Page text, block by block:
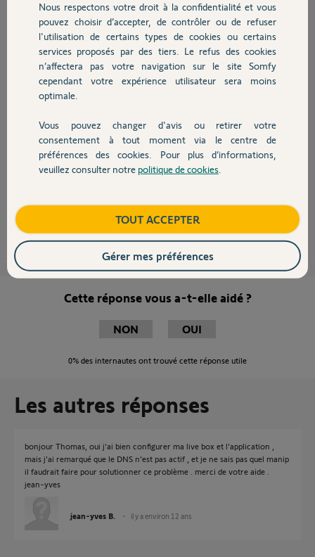
Chauffage
Autres produits
Devis avec un pro
Contact
Bonjour Jean-Yves,
Concernant votre problème, avez-vous bien créé un compte d'accès à
distance sur notre site internet
Centrale/Transmetteur dans les réglages de votre box ADSL ? Avez-vous
bien coché la case "Accès à distance" dans le menu "Réglage de
l'interface" de votre interface de système d'alarme en compte
installateur ?
il y a environ 12 ans
Cette réponse vous a-t-elle aidé ?
NON OUI
0% des internautes ont trouvé cette réponse utile
Les autres réponses
bonjour Thomas, oui j'ai bien configurer ma live box et l'application ,
mais j'ai remarqué que le DNS n'est pas actif , et je ne sais pas quel manip
il faudrait faire pour solutionner ce problème . merci de votre aide .
jean-yves
jean-yves B. il y a environ 12 ans
Nous respectons votre droit à la confidentialité et vous
pouvez choisir d’accepter, de contrôler ou de refuser
l'utilisation de certains types de cookies ou certains
services proposés par des tiers. Le refus des cookies
n’affectera pas votre navigation sur le site Somfy
cependant votre expérience utilisateur sera moins
optimale.
Vous pouvez changer d'avis ou retirer votre
consentement à tout moment via le centre de
préférences des cookies. Pour plus d’informations,
veuillez consulter notre politique de cookies
TOUT ACCEPTER
Gérer mes préférences